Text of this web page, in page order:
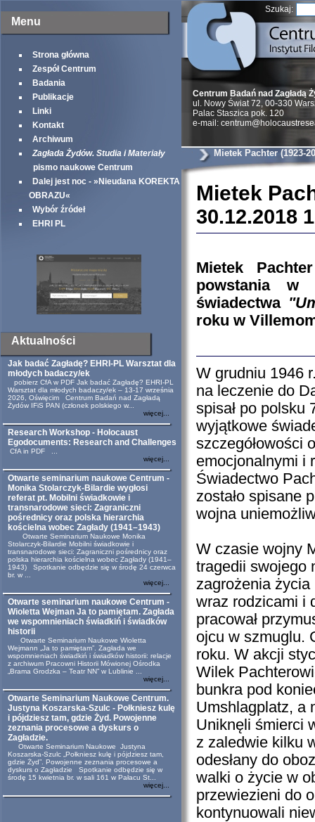
Menu
Strona główna
Zespół Centrum
Badania
Publikacje
Linki
Kontakt
Archiwum
Zagłada Żydów. Studia i Materiały
pismo naukowe Centrum
Dalej jest noc - »Nieudana KOREKTA
OBRAZU«
Wybór źródeł
EHRI PL
Aktualności
Jak badać Zagładę? EHRI-PL Warsztat dla
młodych badaczy/ek
pobierz CfA w PDF Jak badać Zagładę? EHRI-PL
Warsztat dla młodych badaczy/ek – 13-17 września
2026, Oświęcim Centrum Badań nad Zagładą
Żydów IFiS PAN (członek polskiego w...
więcej...
Research Workshop - Holocaust
Egodocuments: Research and Challenges
CfA in PDF ...
więcej...
Otwarte seminarium naukowe Centrum -
Monika Stolarczyk-Bilardie wygłosi
referat pt. Mobilni świadkowie i
transnarodowe sieci: Zagraniczni
pośrednicy oraz polska hierarchia
kościelna wobec Zagłady (1941–1943)
Otwarte Seminarium Naukowe Monika
Stolarczyk-Bilardie Mobilni świadkowie i
transnarodowe sieci: Zagraniczni pośrednicy oraz
polska hierarchia kościelna wobec Zagłady (1941–
1943) Spotkanie odbędzie się w środę 24 czerwca
br. w ...
więcej...
Otwarte seminarium naukowe Centrum -
Wioletta Wejman Ja to pamiętam. Zagłada
we wspomnieniach świadkiń i świadków
historii
Otwarte Seminarium Naukowe Wioletta
Wejmann „Ja to pamiętam”. Zagłada we
wspomnieniach świadkiń i świadków historii: relacje
z archiwum Pracowni Historii Mówionej Ośrodka
„Brama Grodzka – Teatr NN” w Lublinie ...
więcej...
Otwarte Seminarium Naukowe Centrum.
Justyna Koszarska-Szulc - Połkniesz kulę
i pójdziesz tam, gdzie Żyd. Powojenne
zeznania procesowe a dyskurs o
Zagładzie.
Otwarte Seminarium Naukowe Justyna
Koszarska-Szulc „Połkniesz kulę i pójdziesz tam,
gdzie Żyd”. Powojenne zeznania procesowe a
dyskurs o Zagładzie Spotkanie odbędzie się w
środę 15 kwietnia br. w sali 161 w Pałacu St...
więcej...
Szukaj:
Centrum Badań nad Zagładą
ul. Nowy Świat 72, 00-330
Palac Staszica pok. 120
e-mail:
Mietek Pachter (1923-
Mietek
30.12.2018
Mietek
powstania w
świadectwa
roku w
W grudniu 1946
na leczenie do
spisał po polsku
wyjątkowe
szczegółowości
emocjonalnymi i
Świadectwo
zostało spisane
wojna
W czasie wojny
tragedii swojego
zagrożenia życia
wraz rodzicami i
pracował
ojcu w szmuglu.
roku. W akcji
Wilek
bunkra pod
Umshlagplatz, a
Uniknęli śmierci
z zaledwie kilku
odesłany do
walki o życie w
przewiezieni do
kontynuowali